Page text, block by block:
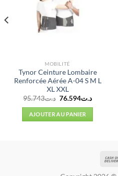
MOBILITÉ
Tynor Ceinture Lombaire
Renforcée Aérée A-04 S M L
XL XXL
د.ت95.743
Le
initial
était :
د.ت95.743.
د.ت76.594
Le
AJOUTER AU PANIER